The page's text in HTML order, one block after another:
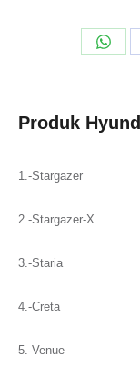
Share
Produk
1.-Stargazer
2.-Stargazer-X
3.-Staria
4.-Creta
5.-Venue